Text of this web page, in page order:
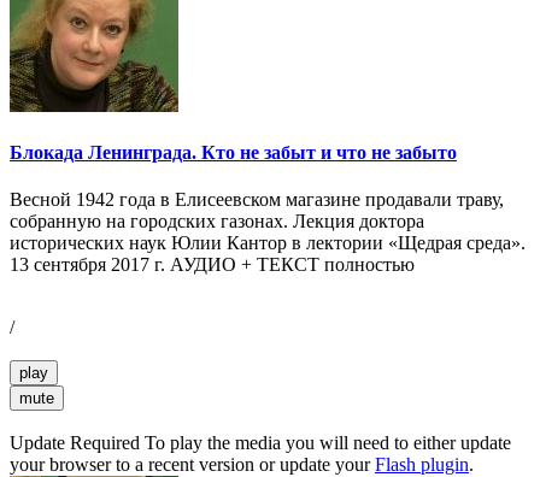
Блокада Ленинграда. Кто не забыт и что не забыто
Весной 1942 года в Елисеевском магазине продавали траву,
собранную на городских газонах. Лекция доктора
исторических наук Юлии Кантор в лектории «Щедрая среда».
13 сентября 2017 г. АУДИО + ТЕКСТ полностью
/
play
mute
Update Required To play the media you will need to either update
your browser to a recent version or update yourFlash plugin.